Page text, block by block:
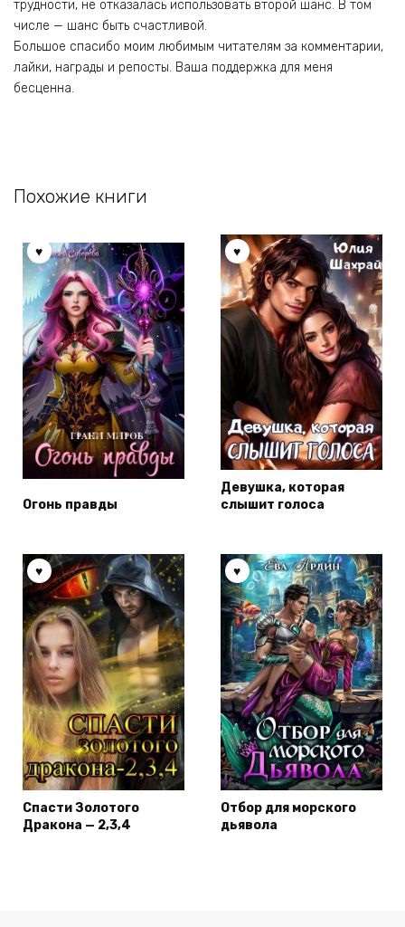
трудности, не отказалась использовать второй шанс. В том
числе — шанс быть счастливой.
Большое спасибо моим любимым читателям за комментарии,
лайки, награды и репосты. Ваша поддержка для меня
бесценна.
Похожие книги
Огонь правды
Девушка, которая
слышит голоса
Спасти Золотого
Дракона — 2,3,4
Отбор для морского
дьявола